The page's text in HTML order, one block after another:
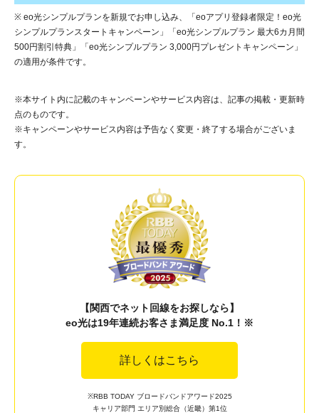
※ eo光シンプルプランを新規でお申し込み、「eoアプリ登録者限定！eo光
シンプルプランスタートキャンペーン」「eo光シンプルプラン 最大6カ月間
500円割引特典」「eo光シンプルプラン 3,000円プレゼントキャンペーン」
の適用が条件です。
※本サイト内に記載のキャンペーンやサービス内容は、記事の掲載・更新時
点のものです。
※キャンペーンやサービス内容は予告なく変更・終了する場合がございま
す。
【関西でネット回線をお探しなら】
eo光は19年連続お客さま満足度 No.1！※
詳しくはこちら
※RBB TODAY ブロードバンドアワード2025
キャリア部門 エリア別総合（近畿）第1位